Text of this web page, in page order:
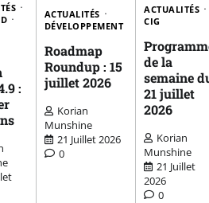
:
ACTUALITÉS
DÉVELOPPEMENT
Roadmap
Roundup : 15
juillet 2026
Korian
Munshine
21 Juillet 2026
0
ACTUALITÉS
CIG
de la
semaine
21 juillet
2026
Korian
Munshine
21 Juillet
2026
0